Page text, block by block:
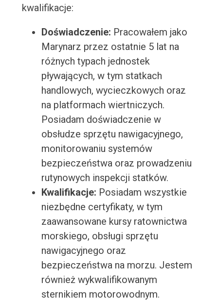
kwalifikacje:
Doświadczenie: Pracowałem jako
Marynarz przez ostatnie 5 lat na
różnych typach jednostek
pływających, w tym statkach
handlowych, wycieczkowych oraz
na platformach wiertniczych.
Posiadam doświadczenie w
obsłudze sprzętu nawigacyjnego,
monitorowaniu systemów
bezpieczeństwa oraz prowadzeniu
rutynowych inspekcji statków.
Kwalifikacje: Posiadam wszystkie
niezbędne certyfikaty, w tym
zaawansowane kursy ratownictwa
morskiego, obsługi sprzętu
nawigacyjnego oraz
bezpieczeństwa na morzu. Jestem
również wykwalifikowanym
sternikiem motorowodnym.